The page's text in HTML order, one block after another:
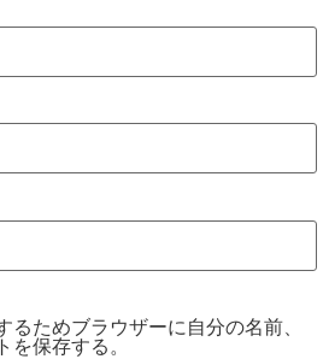
るためブラウザーに自分の名前、
を保存する。